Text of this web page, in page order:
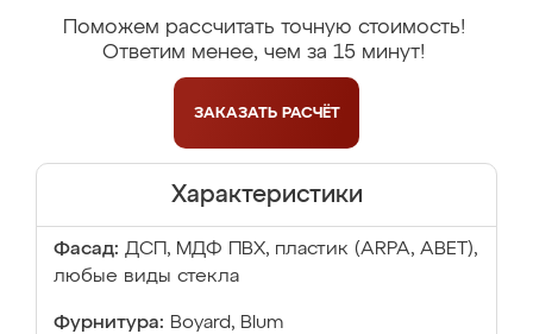
Поможем рассчитать точную стоимость!
Ответим менее, чем за 15 минут!
ЗАКАЗАТЬ РАСЧЁТ
Характеристики
Фасад: ДСП, МДФ ПВХ, пластик (ARPA, ABET),
любые виды стекла
Фурнитура: Boyard, Blum